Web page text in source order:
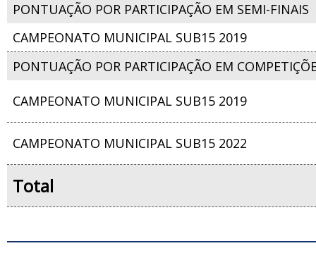
PONTUAÇÃO POR PARTICIPAÇÃO EM SEMI-FINAIS
CAMPEONATO MUNICIPAL SUB15 2019
PONTUAÇÃO POR PARTICIPAÇÃO EM
CAMPEONATO MUNICIPAL SUB15 2019
CAMPEONATO MUNICIPAL SUB15 2022
Total